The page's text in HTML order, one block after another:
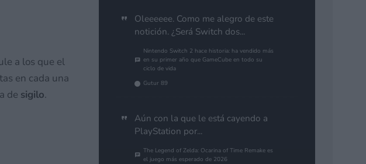
a los que el
en cada una
de sigilo.
Oleeeeee. Como me alegro de este
notición. ¿Será Switch dos...
Nintendo Switch 2 hace historia: ha vendido más
en su primer año que GameCube en todo su
ciclo de vida
Gutur 89
Aún con la que le está cayendo a
PlayStation por...
The Legend of Zelda: Ocarina of Time Remake es
el juego más esperado de 2026